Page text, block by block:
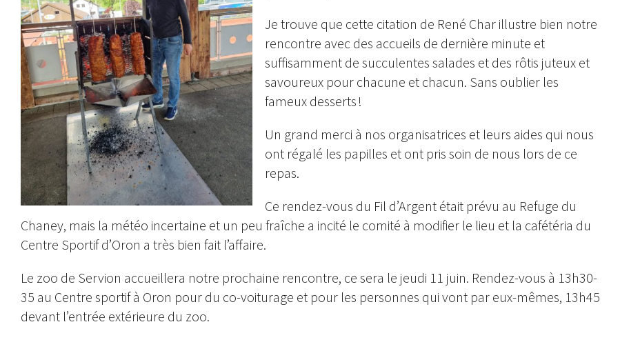
Je trouve que cette citation de René Char illustre bien notre
rencontre avec des accueils de dernière minute et
suffisamment de succulentes salades et des rôtis juteux et
savoureux pour chacune et chacun. Sans oublier les
fameux desserts !
Un grand merci à nos organisatrices et leurs aides qui nous
ont régalé les papilles et ont pris soin de nous lors de ce
repas.
Ce rendez-vous du Fil d’Argent était prévu au Refuge du
Chaney, mais la météo incertaine et un peu fraîche a incité le comité à modifier le lieu et la cafétéria du
Centre Sportif d’Oron a très bien fait l’affaire.
Le zoo de Servion accueillera notre prochaine rencontre, ce sera le jeudi 11 juin. Rendez-vous à 13h30-
35 au Centre sportif à Oron pour du co-voiturage et pour les personnes qui vont par eux-mêmes, 13h45
devant l’entrée extérieure du zoo.